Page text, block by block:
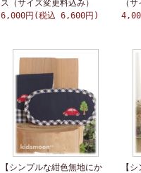
ス（サイズ変更料込み）
6,000円(税込 6,600円)
（
【シンプルな紺色無地にか
【